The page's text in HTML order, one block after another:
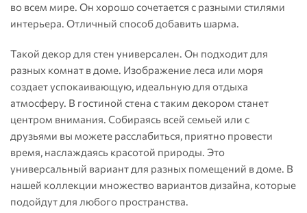
во всем мире. Он хорошо сочетается с разными стилями
интерьера. Отличный способ добавить шарма.
Такой декор для стен универсален. Он подходит для
разных комнат в доме. Изображение леса или моря
создает успокаивающую, идеальную для отдыха
атмосферу. В гостиной стена с таким декором станет
центром внимания. Собираясь всей семьей или с
друзьями вы можете расслабиться, приятно провести
время, наслаждаясь красотой природы. Это
универсальный вариант для разных помещений в доме. В
нашей коллекции множество вариантов дизайна, которые
подойдут для любого пространства.